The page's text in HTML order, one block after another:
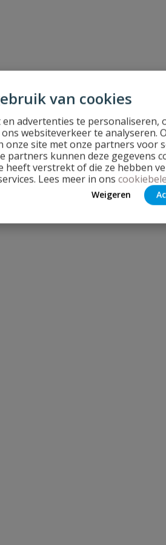
van cookies
advertenties te personaliseren,
websiteverkeer te analyseren.
site met onze partners voor
partners kunnen deze gegevens
heeft verstrekt of die ze hebben
Lees meer in ons
Weigeren